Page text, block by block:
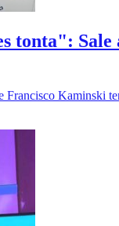
tonta":
Francisco Kaminski